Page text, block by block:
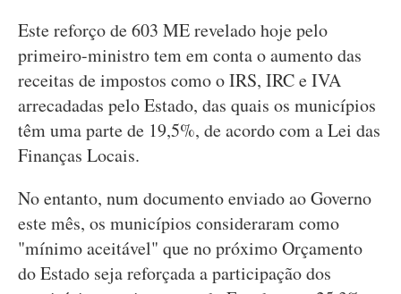
Este reforço de 603 ME revelado hoje pelo
primeiro-ministro tem em conta o aumento das
receitas de impostos como o IRS, IRC e IVA
arrecadadas pelo Estado, das quais os municípios
têm uma parte de 19,5%, de acordo com a Lei das
Finanças Locais.
No entanto, num documento enviado ao Governo
este mês, os municípios consideraram como
"mínimo aceitável" que no próximo Orçamento
do Estado seja reforçada a participação dos